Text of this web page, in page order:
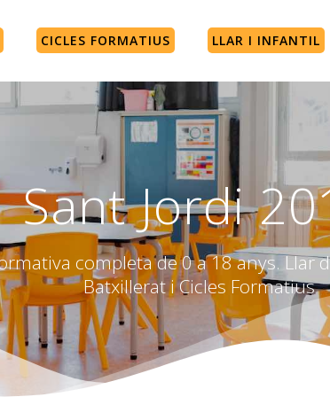
CICLES FORMATIUS LLAR I INFANTIL
Sant Jordi
completa de 0 a 18 anys. Llar
Batxillerat i Cicles Formatius